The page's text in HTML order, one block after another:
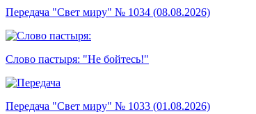
Передача "Свет миру" № 1034 (08.08.2026)
Слово пастыря: "Не бойтесь!"
Передача "Свет миру" № 1033 (01.08.2026)